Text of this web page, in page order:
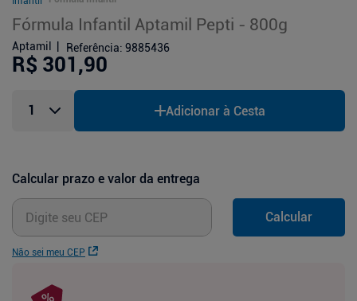
Fórmula Infantil Aptamil Pepti - 800g
Aptamil Referência: 9885436
R$ 301,90
Adicionar à Cesta
Calcular prazo e valor da entrega
Não sei meu CEP
Calcular